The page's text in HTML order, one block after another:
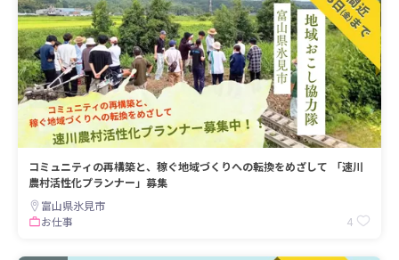
コミュニティの再構築と、稼ぐ地域づくりへの転換をめざして 「速川
農村活性化プランナー」募集
富山県氷見市
お仕事
4